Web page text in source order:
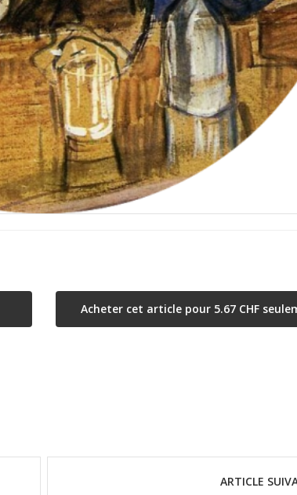
Acheter cet article pour 5.67 CHF
ARTICLE